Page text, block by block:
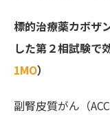
標的治療薬カボザ
した第２相試験で
1MO）
副腎皮質がん（ACC